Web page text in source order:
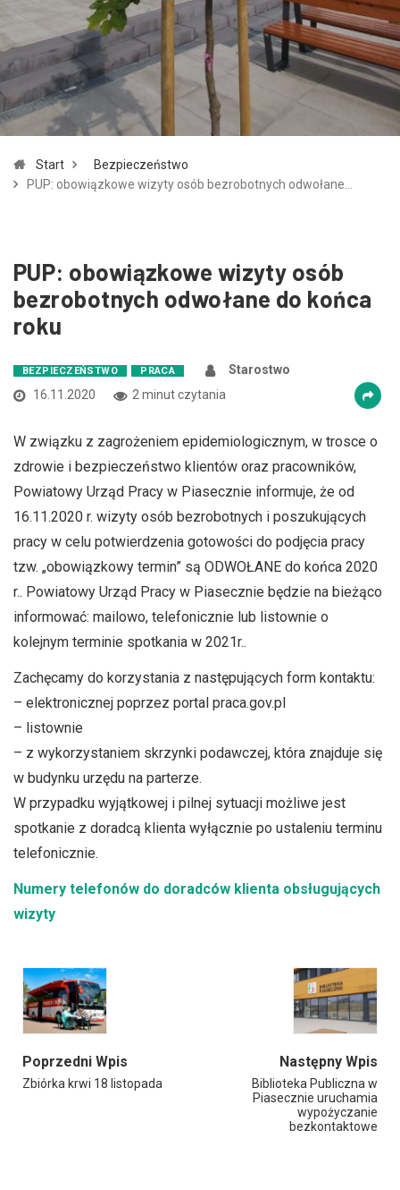
spellcheck
Bardziej czytelny tekst
Kontrast kolorów
brightness_high
Jasny kontrast
brightness_low
Ciemny kontrast
format_underlined
Podkreślanie odnośników
font_download
cached
Zresetuj wszystkie opcje
accessibility
Start
Bezpieczeństwo
PUP: obowiązkowe wizyty osób bezrobotnych odwołane…
PUP: obowiązkowe wizyty osób
bezrobotnych odwołane do końca
roku
BEZPIECZEŃSTWO PRACA
Starostwo
16.11.2020
2 minut czytania
W związku z zagrożeniem epidemiologicznym, w trosce o
zdrowie i bezpieczeństwo klientów oraz pracowników,
Powiatowy Urząd Pracy w Piasecznie informuje, że od
16.11.2020 r. wizyty osób bezrobotnych i poszukujących
pracy w celu potwierdzenia gotowości do podjęcia pracy
tzw. „obowiązkowy termin” są ODWOŁANE do końca 2020
r.. Powiatowy Urząd Pracy w Piasecznie będzie na bieżąco
informować: mailowo, telefonicznie lub listownie o
kolejnym terminie spotkania w 2021r..
Zachęcamy do korzystania z następujących form kontaktu:
– elektronicznej poprzez portal praca.gov.pl
– listownie
– z wykorzystaniem skrzynki podawczej, która znajduje się
w budynku urzędu na parterze.
W przypadku wyjątkowej i pilnej sytuacji możliwe jest
spotkanie z doradcą klienta wyłącznie po ustaleniu terminu
telefonicznie.
Numery telefonów do doradców klienta obsługujących
wizyty
Poprzedni Wpis
Zbiórka krwi 18 listopada
Następny Wpis
Biblioteka Publiczna w
Piasecznie uruchamia
wypożyczanie
bezkontaktowe